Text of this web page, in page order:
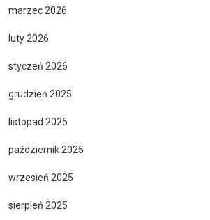
marzec 2026
luty 2026
styczeń 2026
grudzień 2025
listopad 2025
październik 2025
wrzesień 2025
sierpień 2025